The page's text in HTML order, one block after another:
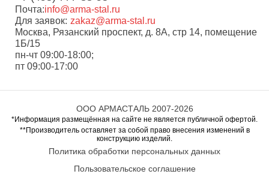
Почта:info@arma-stal.ru
Для заявок: zakaz@arma-stal.ru
Москва, Рязанский проспект, д. 8А, стр 14, помещение
1Б/15
пн-чт 09:00-18:00;
пт 09:00-17:00
ООО АРМАСТАЛЬ 2007-2026
*Информация размещённая на сайте не является публичной офертой.
**Производитель оставляет за собой право внесения изменений в
конструкцию изделий.
Политика обработки персональных данных
Пользовательское соглашение